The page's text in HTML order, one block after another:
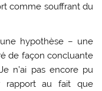
comme souffrant du
hypothèse – une
de façon concluante
n’ai pas encore pu
rapport au fait que